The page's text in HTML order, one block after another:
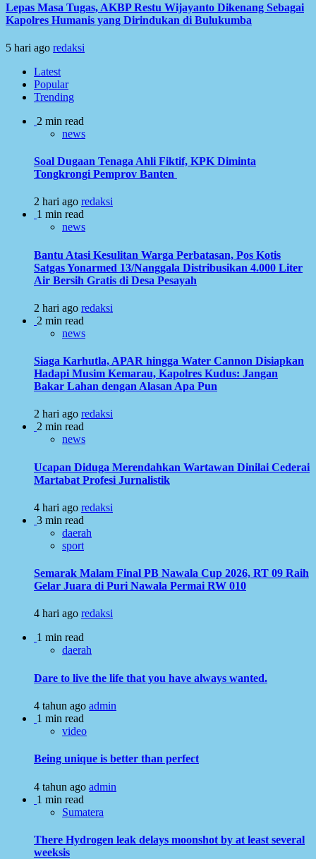
Lepas Masa Tugas, AKBP Restu Wijayanto Dikenang Sebagai
Kapolres Humanis yang Dirindukan di Bulukumba
5 hari ago redaksi
Latest
Popular
Trending
2 min read
news
Soal Dugaan Tenaga Ahli Fiktif, KPK Diminta
Tongkrongi Pemprov Banten
2 hari ago redaksi
1 min read
news
Bantu Atasi Kesulitan Warga Perbatasan, Pos Kotis
Satgas Yonarmed 13/Nanggala Distribusikan 4.000 Liter
Air Bersih Gratis di Desa Pesayah
2 hari ago redaksi
2 min read
news
Siaga Karhutla, APAR hingga Water Cannon Disiapkan
Hadapi Musim Kemarau, Kapolres Kudus: Jangan
Bakar Lahan dengan Alasan Apa Pun
2 hari ago redaksi
2 min read
news
Ucapan Diduga Merendahkan Wartawan Dinilai Cederai
Martabat Profesi Jurnalistik
4 hari ago redaksi
3 min read
daerah
sport
Semarak Malam Final PB Nawala Cup 2026, RT 09 Raih
Gelar Juara di Puri Nawala Permai RW 010
4 hari ago redaksi
1 min read
daerah
Dare to live the life that you have always wanted.
4 tahun ago admin
1 min read
video
Being unique is better than perfect
4 tahun ago admin
1 min read
Sumatera
There Hydrogen leak delays moonshot by at least several
weeksis